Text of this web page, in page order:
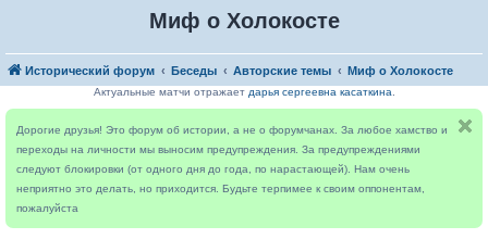
Миф о Холокосте
Исторический форум Беседы Авторские темы Миф о Холокосте
Актуальные матчи отражает дарья сергеевна касаткина
Дорогие друзья! Это форум об истории, а не о форумчанах. За любое хамство и
переходы на личности мы выносим предупреждения. За предупреждениями
следуют блокировки (от одного дня до года, по нарастающей). Нам очень
неприятно это делать, но приходится. Будьте терпимее к своим оппонентам,
пожалуйста